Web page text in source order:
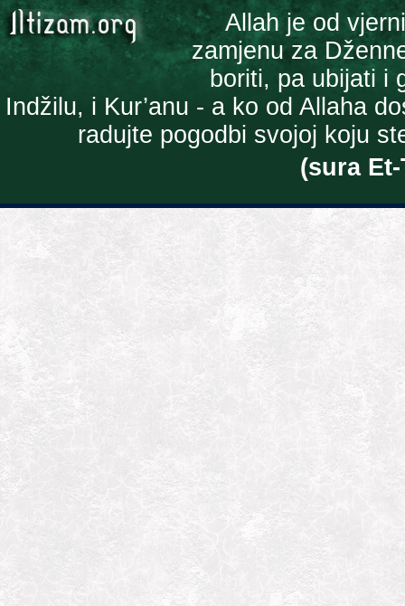
Allah je od
zamjenu za
boriti, pa ubijati i
Indžilu, i Kur’anu - a ko od Allaha
radujte pogodbi svojoj koju
(sura Et-